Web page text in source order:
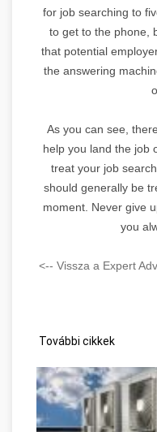
for job searching to
to get to the phone,
that potential
the answering
As you can see,
help you land the job
treat your job
should generally be
moment. Never give
you
<-- Vissza a Expert
További cikkek